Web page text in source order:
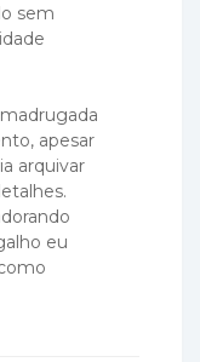
sem
apesar
arquivar
eu